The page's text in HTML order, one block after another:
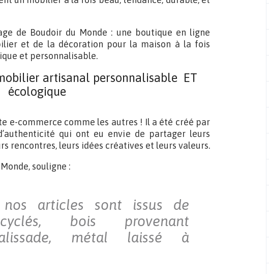
de Boudoir du Monde : une boutique en ligne
et de la décoration pour la maison à la fois
et personnalisable.
artisanal personnalisable ET
écologique
e-commerce comme les autres ! Il a été créé par
qui ont eu envie de partager leurs
rencontres, leurs idées créatives et leurs valeurs.
souligne :
articles sont issus de
bois provenant
métal laissé à